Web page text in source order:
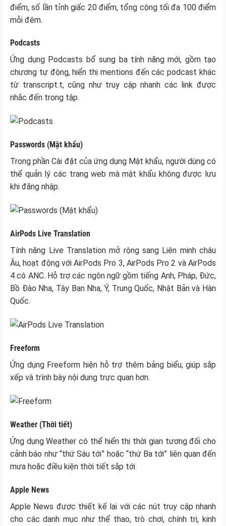
điểm, số lần tỉnh giấc 20 điểm, tổng cộng tối đa 100 điểm
mỗi đêm.
Podcasts
Ứng dụng Podcasts bổ sung ba tính năng mới, gồm tạo
chương tự động, hiển thị mentions đến các podcast khác
từ transcript.t, cũng như truy cập nhanh các link được
nhắc đến trong tập.
Passwords (Mật khẩu)
Trong phần Cài đặt của ứng dụng Mật khẩu, người dùng có
thể quản lý các trang web mà mật khẩu không được lưu
khi đăng nhập.
AirPods Live Translation
Tính năng Live Translation mở rộng sang Liên minh châu
Âu, hoạt động với AirPods Pro 3, AirPods Pro 2 và AirPods
4 có ANC. Hỗ trợ các ngôn ngữ gồm tiếng Anh, Pháp, Đức,
Bồ Đào Nha, Tây Ban Nha, Ý, Trung Quốc, Nhật Bản và Hàn
Quốc.
Freeform
Ứng dụng Freeform hiện hỗ trợ thêm bảng biểu, giúp sắp
xếp và trình bày nội dung trực quan hơn.
Weather (Thời tiết)
Ứng dụng Weather có thể hiển thị thời gian tương đối cho
cảnh báo như “thứ Sáu tới” hoặc “thứ Ba tới” liên quan đến
mưa hoặc điều kiện thời tiết sắp tới.
Apple News
Apple News được thiết kế lại với các nút truy cập nhanh
cho các danh mục như thể thao, trò chơi, chính trị, kinh